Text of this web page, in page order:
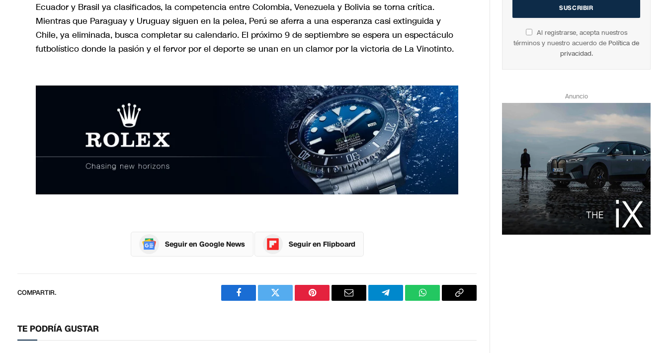
Ecuador y Brasil ya clasificados, la competencia entre Colombia, Venezuela y Bolivia se torna crítica.
Mientras que Paraguay y Uruguay siguen en la pelea, Perú se aferra a una esperanza casi extinguida y
Chile, ya eliminada, busca completar su calendario. El próximo 9 de septiembre se espera un espectáculo
futbolístico donde la pasión y el fervor por el deporte se unan en un clamor por la victoria de La Vinotinto.
Seguir en Google News Seguir en Flipboard
COMPARTIR.
FacebookTwitter PinterestCorreo
TelegramWhatsAppCopiar
TE PODRÍA GUSTAR
Al registrarse, acepta nuestros
términos y nuestro acuerdo de Política de
privacidad.
Anuncio